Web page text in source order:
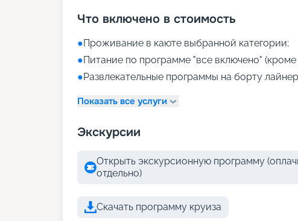
Что включено в стоимость
●Проживание в каюте выбранной категории;
●Питание по программе "все включено" (кроме
●Развлекательные программы на борту
Показать все услуги
Экскурсии
Открыть экскурсионную программу
отдельно)
Скачать программу круиза